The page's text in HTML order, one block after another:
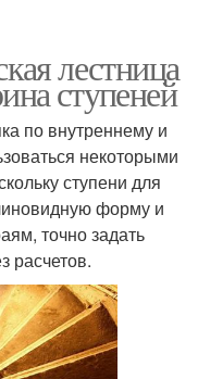
лестница
ступеней
по внутреннему и
некоторыми
ступени для
форму и
точно задать
расчетов.